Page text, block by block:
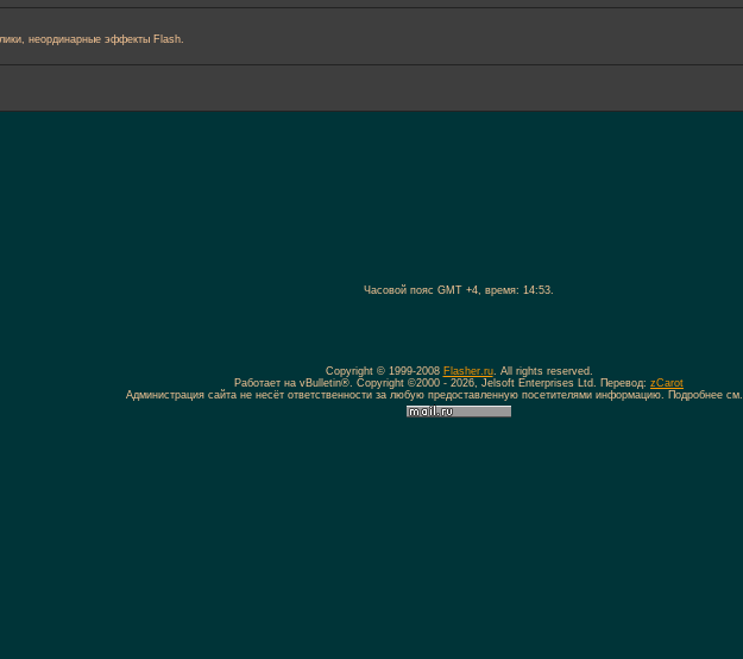
неординарные эффекты Flash.
Часовой пояс GMT +4, время: 14:53.
Copyright © 1999-2008 Flasher.ru. All rights reserved.
Работает на vBulletin®. Copyright ©2000 - 2026, Jelsoft Enterprises Ltd. Перевод: zCarot
Администрация сайта не несёт ответственности за любую предоставленную посетителями информацию. Подробнее см.